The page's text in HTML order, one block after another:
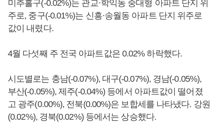
미추홀구(-0.02%)는 관교·학익동 중대형 아파트 단지 위
주로, 중구(-0.01%)는 신흥·송월동 아파트 단지 위주로
값이 내렸다.
4월 다섯째 주 전국 아파트값은 0.02% 하락했다.
시도별로는 충남(-0.07%), 대구(-0.07%), 경남(-0.05%),
부산(-0.05%), 제주(-0.04%) 등에서 아파트값이 떨어졌
고 광주(0.00%), 전북(0.00%)은 보합세를 나타냈다. 강원
(0.02%), 경북(0.02%) 등에서는 상승했다.